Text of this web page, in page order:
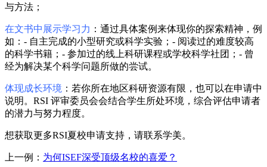
与方法；
在文书中展示学习力 ：通过具体案例来体现你的探索精神，例
如：- 自主完成的小型研究或科学实验；- 阅读过的难度较高
的科学书籍；- 参加过的线上科研课程或学校科学社团；- 曾
经为解决某个科学问题所做的尝试。
体现成长环境 ：若你所在地区科研资源有限，也可以在申请中
说明。RSI 评审委员会会结合学生所处环境，综合评估申请者
的潜力与努力程度。
想获取更多RSI夏校申请支持，请联系学美。
上一例： 为何ISEF深受顶级名校的喜爱？